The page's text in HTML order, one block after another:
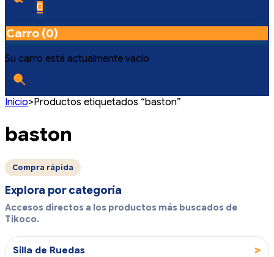
0
Carro (0)
Su carro está actualmente vacío
Inicio>Productos etiquetados “baston”
baston
Compra rápida
Explora por categoría
Accesos directos a los productos más buscados de
Tikoco.
Silla de Ruedas >